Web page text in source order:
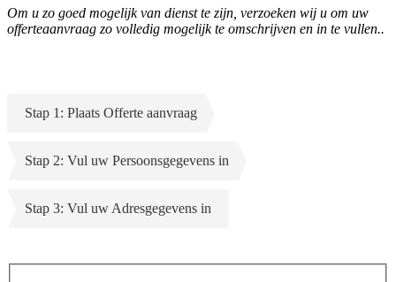
Om u zo goed mogelijk van dienst te zijn, verzoeken wij u om uw
offerteaanvraag zo volledig mogelijk te omschrijven en in te vullen..
Stap 1: Plaats Offerte aanvraag
Stap 2: Vul uw Persoonsgegevens in
Stap 3: Vul uw Adresgegevens in